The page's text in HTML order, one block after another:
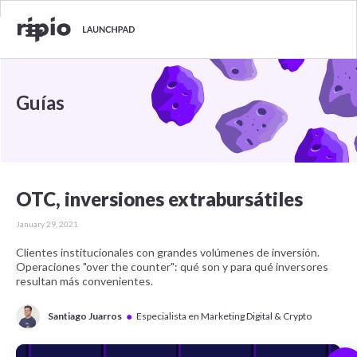
Guías
OTC, inversiones extrabursátiles
January 29, 2021
Clientes institucionales con grandes volúmenes de inversión.
Operaciones "over the counter": qué son y para qué inversores
resultan más convenientes.
Santiago Juarros ● Especialista en Marketing Digital & Crypto